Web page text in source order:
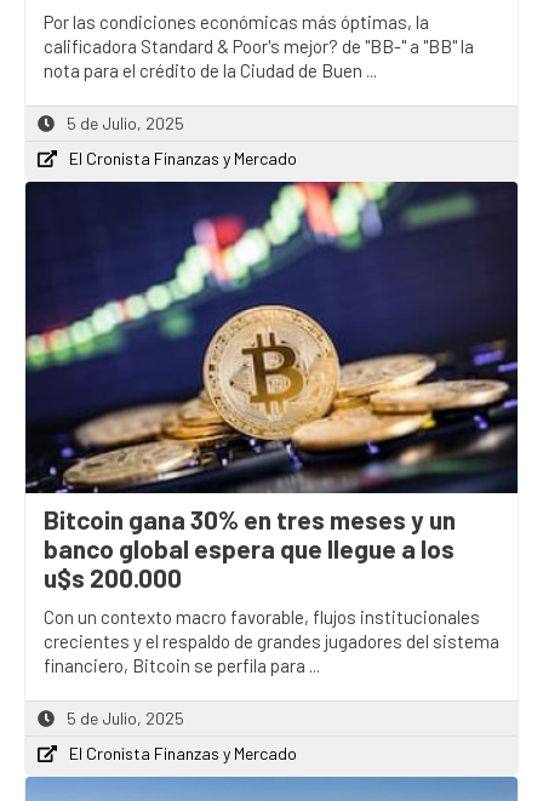
Por las condiciones económicas más óptimas, la
calificadora Standard & Poor's mejor? de "BB-" a "BB" la
nota para el crédito de la Ciudad de Buen ...
5 de Julio, 2025
El Cronista Finanzas y Mercado
Bitcoin gana 30% en tres meses y un
banco global espera que llegue a los
u$s 200.000
Con un contexto macro favorable, flujos institucionales
crecientes y el respaldo de grandes jugadores del sistema
financiero, Bitcoin se perfila para ...
5 de Julio, 2025
El Cronista Finanzas y Mercado